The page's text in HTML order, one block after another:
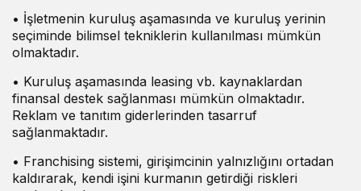
• İşletmenin kuruluş aşamasında ve kuruluş yerinin
seçiminde bilimsel tekniklerin kullanılması mümkün
olmaktadır.
• Kuruluş aşamasında leasing vb. kaynaklardan
finansal destek sağlanması mümkün olmaktadır.
Reklam ve tanıtım giderlerinden tasarruf
sağlanmaktadır.
• Franchising sistemi, girişimcinin yalnızlığını ortadan
kaldırarak, kendi işini kurmanın getirdiği riskleri